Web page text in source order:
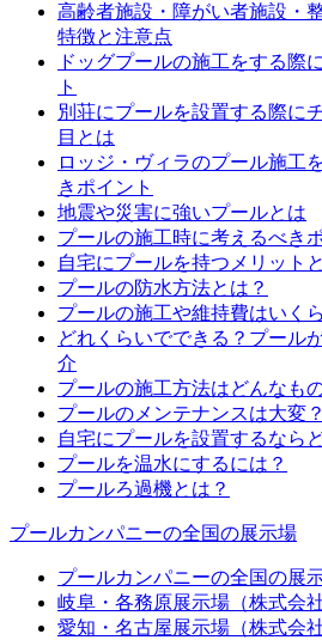
高齢者施設・障がい者施設・
特徴と注意点
ドッグプールの施工をする際
ト
別荘にプールを設置する際に
目とは
ロッジ・ヴィラのプール施工
きポイント
地震や災害に強いプールとは
プールの施工時に考えるべき
自宅にプールを持つメリット
プールの防水方法とは？
プールの施工や維持費はいく
どれくらいでできる？プール
介
プールの施工方法はどんなも
プールのメンテナンスは大変？
自宅にプールを設置するなら
プールを温水にするには？
プールろ過機とは？
プールカンパニーの全国の展示場
プールカンパニーの全国の展
岐阜・各務原展示場（株式会
愛知・名古屋展示場（株式会